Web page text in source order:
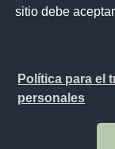
sitio debe
Política para el
personales